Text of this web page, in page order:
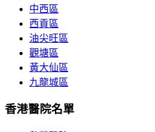
中西區
西貢區
油尖旺區
觀塘區
黃大仙區
九龍城區
香港醫院名單